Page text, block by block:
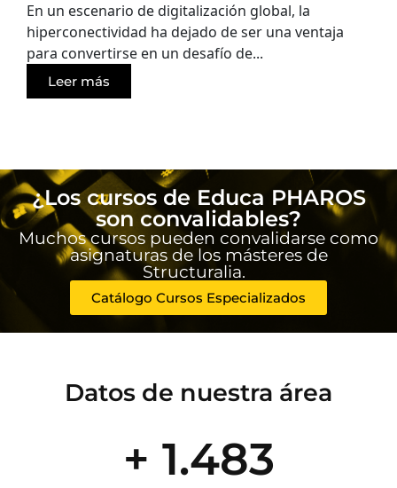
En un escenario de digitalización global, la
hiperconectividad ha dejado de ser una ventaja
para convertirse en un desafío de...
Leer más
¿Los cursos de Educa PHAROS
son convalidables?
Muchos cursos pueden convalidarse como
asignaturas de los másteres de
Structuralia.
Catálogo Cursos Especializados
Datos de nuestra área
+ 1.483